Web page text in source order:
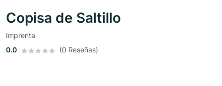
Copisa de Saltillo
Imprenta
0.0
(0 Reseñas)